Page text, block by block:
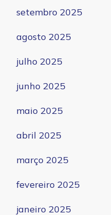
setembro 2025
agosto 2025
julho 2025
junho 2025
maio 2025
abril 2025
março 2025
fevereiro 2025
janeiro 2025